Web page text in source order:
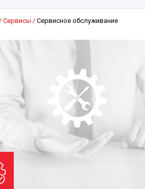
Сервисы Сервисное обслуживание